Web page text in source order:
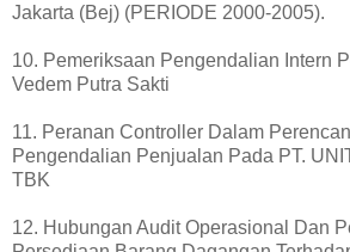
Jakarta (Bej) (PERIODE 2000-2005).
10. Pemeriksaan Pengendalian Intern
Vedem Putra Sakti
11. Peranan Controller Dalam
Pengendalian Penjualan Pada PT.
TBK
12. Hubungan Audit Operasional Dan